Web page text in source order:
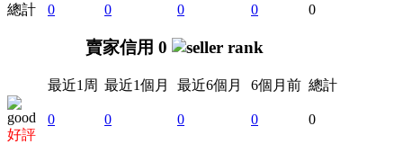
總計
0 0 0 0 0
賣家信用 0
最近1周 最近1個月 最近6個月 6個月前 總計
好評
0 0 0 0 0